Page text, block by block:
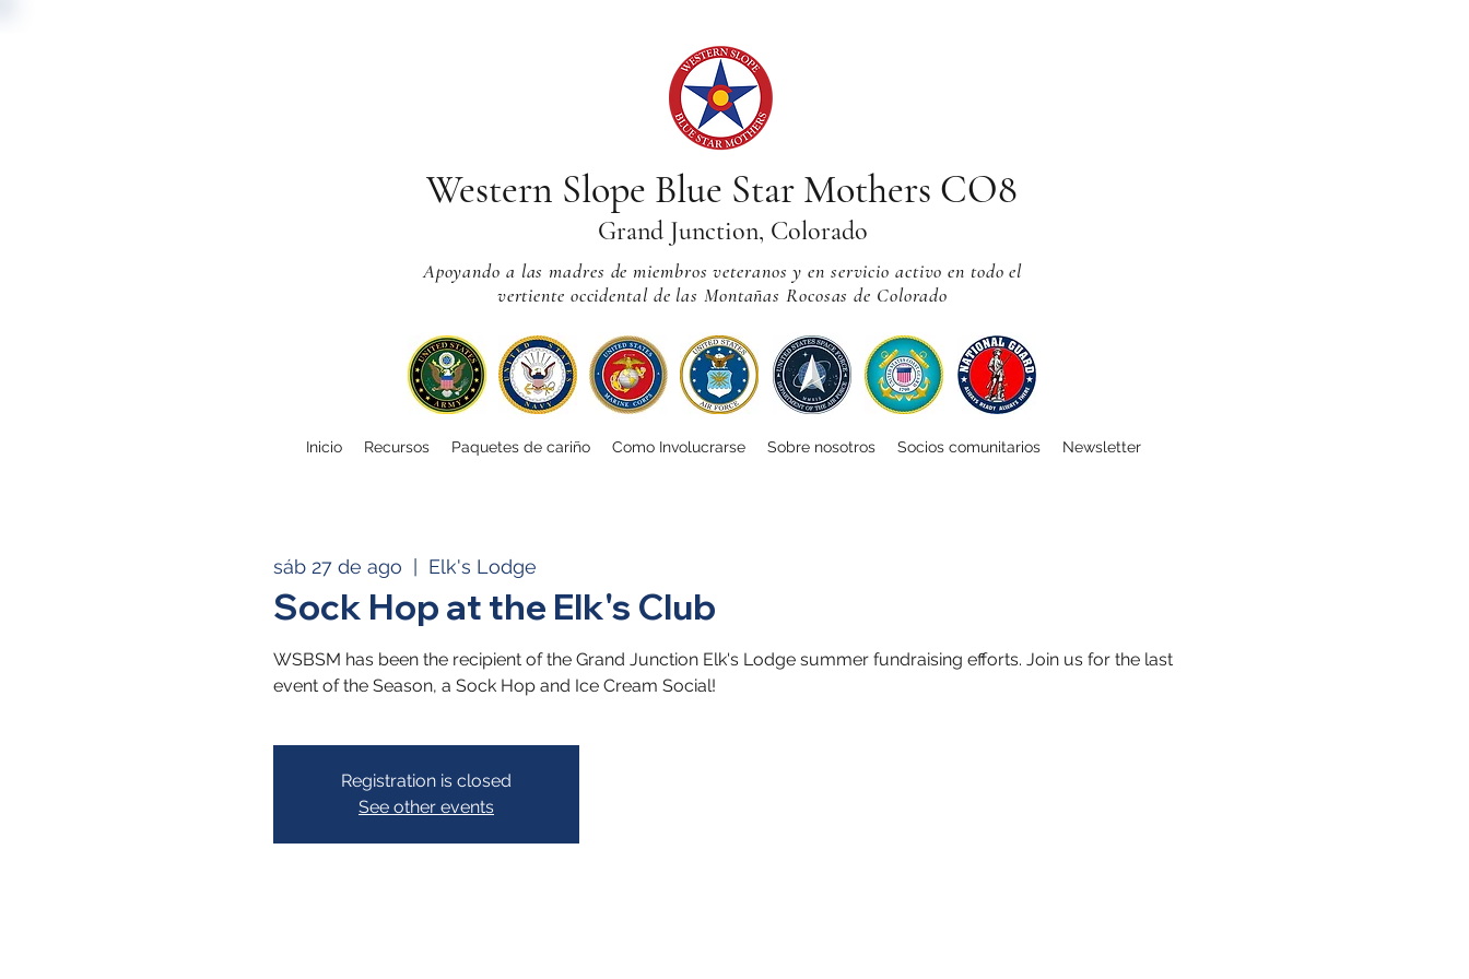
Western Slope Blue Star Mothers CO8
Grand Junction, Colorado
Apoyando a las madres de miembros veteranos y en servicio activo en todo el
vertiente occidental de las Montañas Rocosas de Colorado
Inicio Recursos Paquetes de cariño Como Involucrarse Sobre nosotros Socios comunitarios Newsletter
sáb 27 de ago Elk's Lodge
Sock Hop at the Elk's Club
WSBSM has been the recipient of the Grand Junction Elk's Lodge summer fundraising efforts. Join us for the last
event of the Season, a Sock Hop and Ice Cream Social!
Registration is closed
See other events